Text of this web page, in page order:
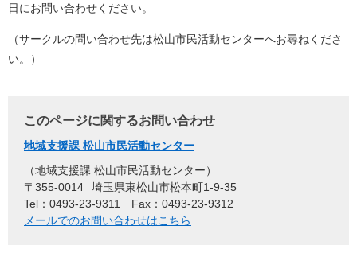
日にお問い合わせください。
（サークルの問い合わせ先は松山市民活動センターへお尋ねくださ
い。）
このページに関するお問い合わせ
地域支援課 松山市民活動センター
地域支援課 松山市民活動センター
〒355-0014
埼玉県東松山市松本町1-9-35
Tel：0493-23-9311
Fax：0493-23-9312
メールでのお問い合わせはこちら